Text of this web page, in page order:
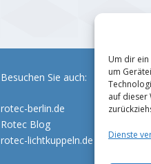
Um dir
um
auf dieser
Dienste
Besuchen Sie auch:
rotec-berlin.de
Rotec Blog
rotec-lichtkuppeln.de